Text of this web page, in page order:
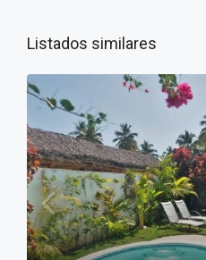
Listados similares